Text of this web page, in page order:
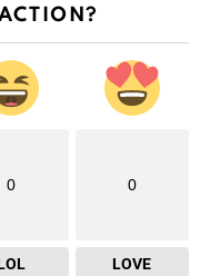
0 0
LOVE